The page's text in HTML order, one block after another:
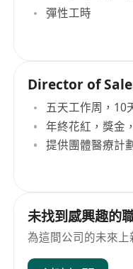
彈性工時
Director of
五天工作周，10
年終花紅，獎金
提供團體醫療計
未找到感興趣的
為這間公司的未來